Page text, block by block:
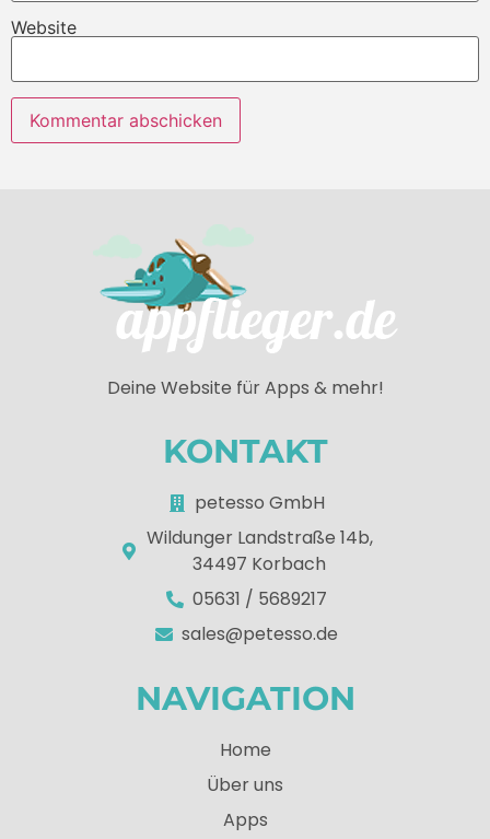
Website
Deine Website für Apps & mehr!
KONTAKT
petesso GmbH
Wildunger Landstraße 14b,
34497 Korbach
05631 / 5689217
sales@petesso.de
NAVIGATION
Home
Über uns
Apps